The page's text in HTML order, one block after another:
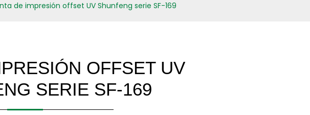
de impresión offset UV Shunfeng serie SF-169
OFFSET UV
SERIE SF-169